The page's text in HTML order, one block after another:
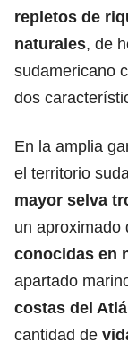
repletos de
naturales, de
sudamericano
dos
En la amplia
el territorio
mayor selva
un aproximado
conocidas en
apartado
costas del
cantidad de